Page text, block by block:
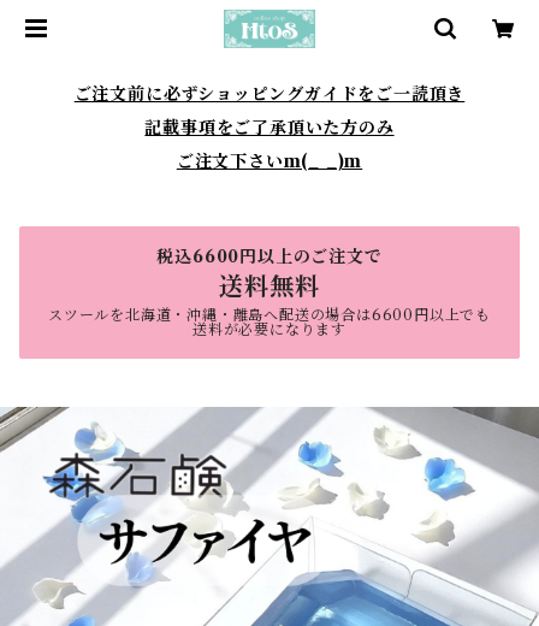
ご注文前に必ずショッピングガイドをご一読頂き
記載事項をご了承頂いた方のみ
ご注文下さいm(_ _)m
税込6600円以上のご注文で
送料無料
スツールを北海道・沖縄・離島へ配送の場合は6600円以上でも
送料が必要になります